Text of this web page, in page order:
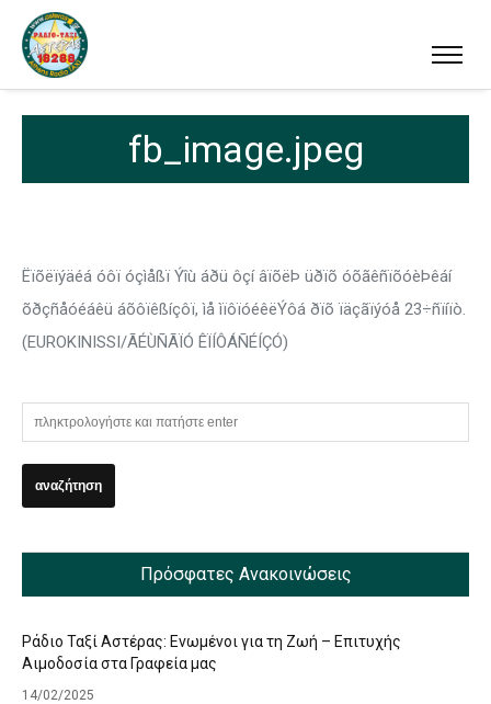
fb_image.jpeg
Ëïõëïýäéá óôï óçìåßï Ýîù áðü ôçí âïõëÞ üðïõ óõãêñïõóèÞêáí
õðçñåóéáêü áõôïêßíçôï, ìå ìïôïóéêëÝôá ðïõ ïäçãïýóå 23÷ñïíïò.
(EUROKINISSI/ÃÉÙÑÃÏÓ ÊÏÍÔÁÑÉÍÇÓ)
Πρόσφατες Ανακοινώσεις
Ράδιο Ταξί Αστέρας: Ενωμένοι για τη Ζωή – Επιτυχής
Αιμοδοσία στα Γραφεία μας
14/02/2025